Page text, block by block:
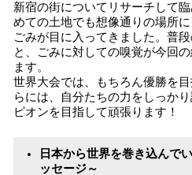
新宿の街についてリサーチして
めての土地でも想像通りの場所
ごみが目に入ってきました。普
と、ごみに対しての嗅覚が今回
ます。
世界大会では、もちろん優勝を
らには、自分たちの力をしっか
ピオンを目指して頑張ります！
日本から世界を巻き込んで
ッセージ～